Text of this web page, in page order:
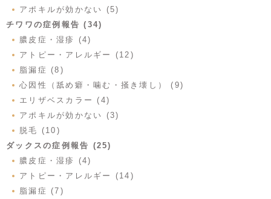
アポキルが効かない (5)
チワワの症例報告 (34)
膿皮症・湿疹 (4)
アトピー・アレルギー (12)
脂漏症 (8)
心因性（舐め癖・噛む・掻き壊し） (9)
エリザベスカラー (4)
アポキルが効かない (3)
脱毛 (10)
ダックスの症例報告 (25)
膿皮症・湿疹 (4)
アトピー・アレルギー (14)
脂漏症 (7)